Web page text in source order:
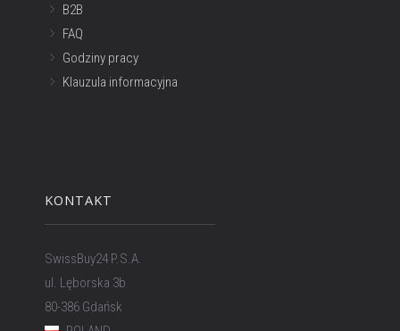
B2B
FAQ
Godziny pracy
Klauzula informacyjna
KONTAKT
SwissBuy24 P.S.A.
ul. Lęborska 3b
80-386 Gdańsk